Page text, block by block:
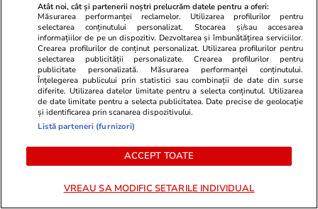
„Ce fac eu personal nu privește
pe nimeni”
Politică 13:44
Parlamentarii își întrerup
vacanța pentru o sesiune
iulie 2026
Atât noi, cât și partenerii noștri prelucrăm datele pentru a oferi:
Măsurarea performanței reclamelor. Utilizarea profilurilor pentru
selectarea conținutului personalizat. Stocarea și/sau accesarea
informațiilor de pe un dispozitiv. Dezvoltarea și îmbunătățirea serviciilor.
Crearea profilurilor de conținut personalizat. Utilizarea profilurilor pentru
selectarea publicității personalizate. Crearea profilurilor pentru
publicitate personalizată. Măsurarea performanței conținutului.
Înțelegerea publicului prin statistici sau combinații de date din surse
diferite. Utilizarea datelor limitate pentru a selecta conținutul. Utilizarea
de date limitate pentru a selecta publicitatea. Date precise de geolocație
și identificarea prin scanarea dispozitivului.
Listă parteneri (furnizori)
ACCEPT TOATE
VREAU SA MODIFIC SETARILE INDIVIDUAL